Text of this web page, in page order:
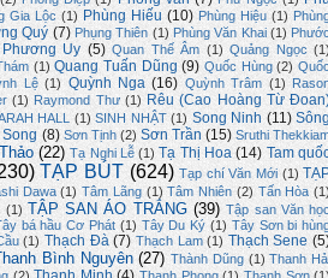
Gia Lộc (1) Phùng Hiếu (10) Phùng Hiệu (1)
Quý (7) Phụng Thiên (1) Phùng Văn Khai (1)
Phương Uy (5) Quan Thế Âm (1) Quảng Ngọc
(1) Quang Tuấn Dũng (9) Quốc Hùng (2)
Lệ (1) Quỳnh Nga (16) Quỳnh Trâm (1)
(1) Raymond Thư (1) Rêu (Cao Hoàng Từ
HALL (1) SINH NHẬT (1) Song Ninh (11)
(8) Sơn Tịnh (2) Sơn Trần (15) Sruthi
(22) Tạ Nghi Lễ (1) Tạ Thị Hoa (14) Tam
TẠP BÚT (624) Tạp chí Văn Mới (1)
Dawa (1) Tâm Lãng (1) Tâm Nhiên (2) Tấn Hòa
(1) TẬP SAN ÁO TRẮNG (39) Tập san Văn
bá hầu Cơ Phát (1) Tây Du Ký (1) Tây Sơn bi
(1) Thạch Đà (7) Thạch Lam (1) Thạch Sene
Bình Nguyên (27) Thành Dũng (1) Thanh